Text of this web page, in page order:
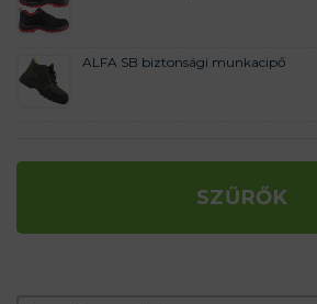
ALFA SB biztonsági munkacipő
SZŰRŐK